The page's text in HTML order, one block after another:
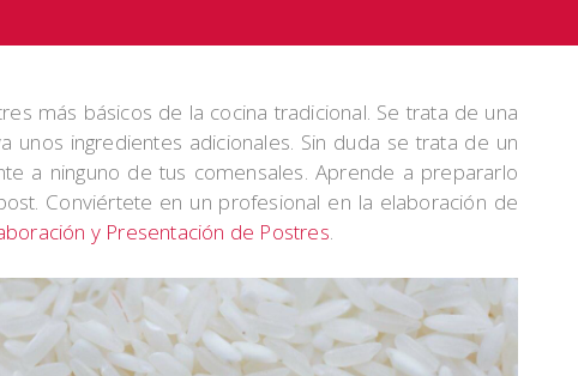
más básicos de la cocina tradicional. Se trata de una
unos ingredientes adicionales. Sin duda se trata de un
a ninguno de tus comensales. Aprende a prepararlo
Conviértete en un profesional en la elaboración de
y Presentación de Postres.